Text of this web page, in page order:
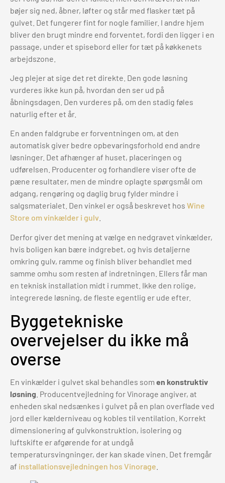
bøjer sig ned, åbner, løfter og står med flasker tæt på
gulvet. Det fungerer fint for nogle familier. I andre hjem
bliver den brugt mindre end forventet, fordi den ligger i en
passage, under et spisebord eller for tæt på køkkenets
arbejdszone.
Jeg plejer at sige det ret direkte. Den gode løsning
vurderes ikke kun på, hvordan den ser ud på
åbningsdagen. Den vurderes på, om den stadig føles
naturlig efter et år.
En anden faldgrube er forventningen om, at den
automatisk giver bedre opbevaringsforhold end andre
løsninger. Det afhænger af huset, placeringen og
udførelsen. Producenter og forhandlere viser ofte de
pæne resultater, men de mindre oplagte spørgsmål om
adgang, rengøring og daglig brug fylder mindre i
salgsmaterialet. Den vinkel er også beskrevet hos Wine
Store om vinkælder i gulv
Derfor giver det mening at vælge en nedgravet vinkælder,
hvis boligen kan bære indgrebet, og hvis detaljerne
omkring gulv, ramme og finish bliver behandlet med
samme omhu som resten af indretningen. Ellers får man
en teknisk installation midt i rummet. Ikke den rolige,
integrerede løsning, de fleste egentlig er ude efter.
Byggetekniske
overvejelser du ikke må
overse
En vinkælder i gulvet skal behandles som en konstruktiv
løsning . Producentvejledning for Vinorage angiver, at
enheden skal nedsænkes i gulvet på en plan overflade ved
jord eller kælderniveau og kobles til ventilation. Korrekt
dimensionering af gulvkonstruktion, isolering og
luftskifte er afgørende for at undgå
temperatursvingninger, der kan skade vinen. Det fremgår
af installationsvejledningen hos Vinorage